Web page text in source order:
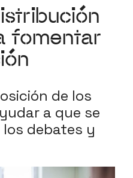
fomentar
de los
a que se
los debates y